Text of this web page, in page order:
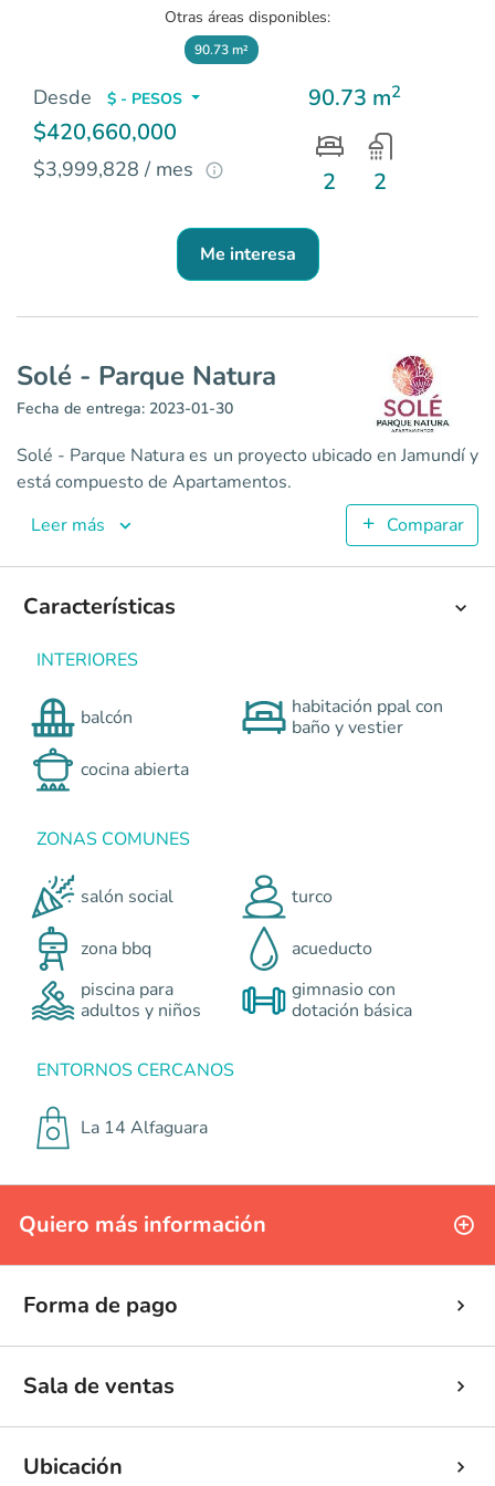
Apartamentos en Jamundí <p>Solé es un proyecto
2
ColombiaJamundí
Otras áreas disponibles:
90.73 m²
Desde $ - PESOS
$420,660,000
$3,999,828 / mes
90.73 m2
2 2
Me interesa
Solé - Parque Natura
Fecha de entrega: 2023-01-30
Solé - Parque Natura es un proyecto ubicado en Jamundí y
está compuesto de Apartamentos.
Leer más
Comparar
Características
INTERIORES
balcón
habitación ppal con
baño y vestier
cocina abierta
ZONAS COMUNES
salón social turco
zona bbq
acueducto
piscina para
adultos y niños
gimnasio con
dotación básica
ENTORNOS CERCANOS
La 14 Alfaguara
Quiero más información
Forma de pago
Sala de ventas
Ubicación